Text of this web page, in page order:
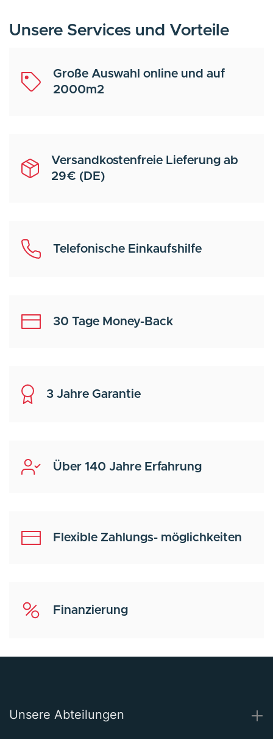
Unsere Services und Vorteile
Große Auswahl online und auf
2000m2
Versandkostenfreie Lieferung ab
29€ (DE)
Telefonische Einkaufshilfe
30 Tage Money-Back
3 Jahre Garantie
Über 140 Jahre Erfahrung
Flexible Zahlungs- möglichkeiten
Finanzierung
Unsere Abteilungen